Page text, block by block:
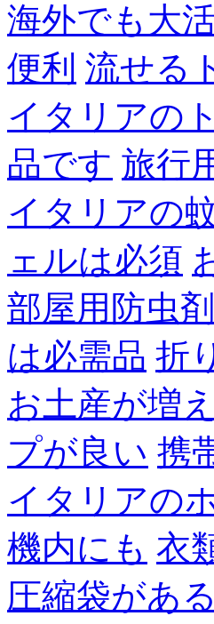
海外でも大
便利 流せる
イタリアの
品です 旅行
イタリアの
ェルは必須
部屋用防虫
は必需品 折
お土産が増
プが良い 携
イタリアの
機内にも 衣
圧縮袋があ